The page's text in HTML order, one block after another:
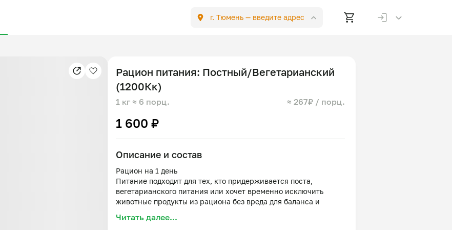
г. Тюмень — введите адрес
Рацион питания: Постный/Вегетарианский
(1200Кк)
1 кг ≈ 6 порц. ≈ 267₽ / порц.
1 600 ₽
Описание и состав
Рацион на 1 день
Питание подходит для тех, кто придерживается поста,
вегетарианского питания или хочет временно исключить
животные продукты из рациона без вреда для баланса и
Читать далее...